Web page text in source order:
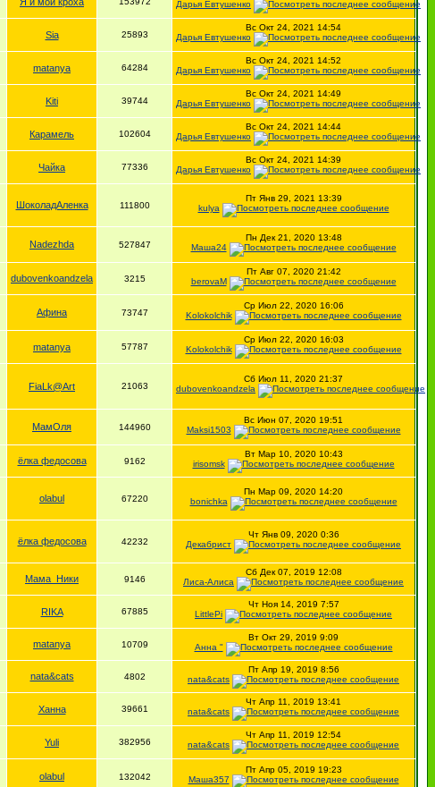
Дарья Евтушенко
Sia 25893
Вс Окт 24, 2021 14:54
Дарья Евтушенко
matanya 64284
Вс Окт 24, 2021 14:52
Дарья Евтушенко
Kiti 39744
Вс Окт 24, 2021 14:49
Дарья Евтушенко
Карамель 102604
Вс Окт 24, 2021 14:44
Дарья Евтушенко
Чайка 77336
Вс Окт 24, 2021 14:39
Дарья Евтушенко
ШоколадАленка 111800
Пт Янв 29, 2021 13:39
kulya
Nadezhda 527847
Пн Дек 21, 2020 13:48
Маша24
dubovenkoandzela 3215
Пт Авг 07, 2020 21:42
berovaM
Афина 73747
Ср Июл 22, 2020 16:06
Kolokolchik
matanya 57787
Ср Июл 22, 2020 16:03
Kolokolchik
FiaLk@Art 21063
Сб Июл 11, 2020 21:37
dubovenkoandzela
МамОля 144960
Вс Июн 07, 2020 19:51
Maksi1503
ёлка федосова 9162
Вт Мар 10, 2020 10:43
irisomsk
olabul 67220
Пн Мар 09, 2020 14:20
bonichka
ёлка федосова 42232
Чт Янв 09, 2020 0:36
Декабрист
Мама_Ники 9146
Сб Дек 07, 2019 12:08
Лиса-Алиса
RIKA 67885
Чт Ноя 14, 2019 7:57
LittlePi
matanya 10709
Вт Окт 29, 2019 9:09
Анна "
nata&cats 4802
Пт Апр 19, 2019 8:56
nata&cats
Ханна 39661
Чт Апр 11, 2019 13:41
nata&cats
Yuli 382956
Чт Апр 11, 2019 12:54
nata&cats
olabul 132042
Пт Апр 05, 2019 19:23
Маша357